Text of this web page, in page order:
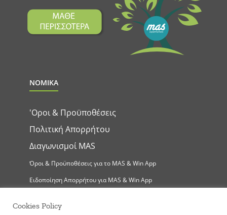
ΝΟΜΙΚΑ
'Οροι & Προϋποθέσεις
Πολιτική Απορρήτου
Διαγωνισμοί MAS
Όροι & Προϋποθέσεις για το MAS & Win App
Ειδοποίηση Απορρήτου για MAS & Win App
Cookies Policy